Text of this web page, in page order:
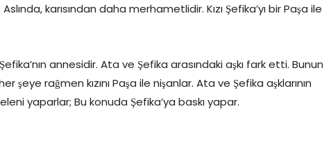
Aslında, karısından daha merhametlidir. Kızı Şefika’yı bir Paşa ile
annesidir. Ata ve Şefika arasındaki aşkı fark etti. Bunun
şeye rağmen kızını Paşa ile nişanlar. Ata ve Şefika aşklarının
yaparlar; Bu konuda Şefika’ya baskı yapar.